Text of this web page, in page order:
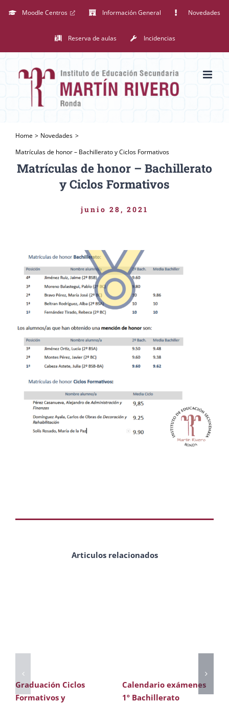
Saltar
Moodle Centros Información General Novedades
Reserva de aulas Incidencias
Home
Novedades
Matrículas de honor – Bachillerato y Ciclos Formativos
Matrículas de honor – Bachillerato
y Ciclos Formativos
junio 28, 2021
Articulos relacionados
Graduación Ciclos
Formativos y
Calendario exámenes
1º Bachillerato